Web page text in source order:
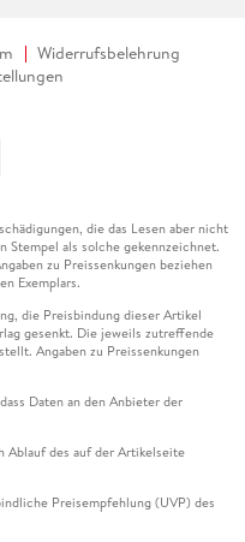
Widerrufsbelehrung
die das Lesen aber nicht
Stempel als solche gekennzeichnet.
zu Preissenkungen beziehen
Exemplars.
die Preisbindung dieser Artikel
gesenkt. Die jeweils zutreffende
Angaben zu Preissenkungen
Daten an den Anbieter der
Ablauf des auf der Artikelseite
Preisempfehlung (UVP) des